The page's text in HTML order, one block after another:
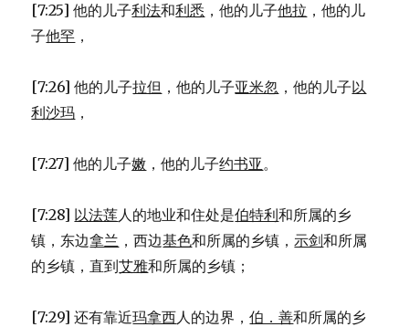
[7:25] 他的儿子利法和利悉 ，他的儿子他拉 ，他的儿
子他罕 ，
[7:26] 他的儿子拉但 ，他的儿子亚米忽 ，他的儿子以
利沙玛 ，
[7:27] 他的儿子嫩 ，他的儿子约书亚。
[7:28] 以法莲人的地业和住处是伯特利和所属的乡
镇，东边拿兰 ，西边基色和所属的乡镇，示剑和所属
的乡镇，直到艾雅和所属的乡镇；
[7:29] 还有靠近玛拿西人的边界，伯．善和所属的乡